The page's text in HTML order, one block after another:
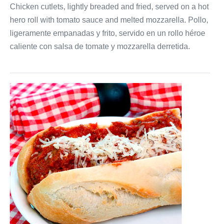
Chicken cutlets, lightly breaded and fried, served on a hot
hero roll with tomato sauce and melted mozzarella. Pollo,
ligeramente empanadas y frito, servido en un rollo héroe
caliente con salsa de tomate y mozzarella derretida.
Veal
Parmigiana
Hero